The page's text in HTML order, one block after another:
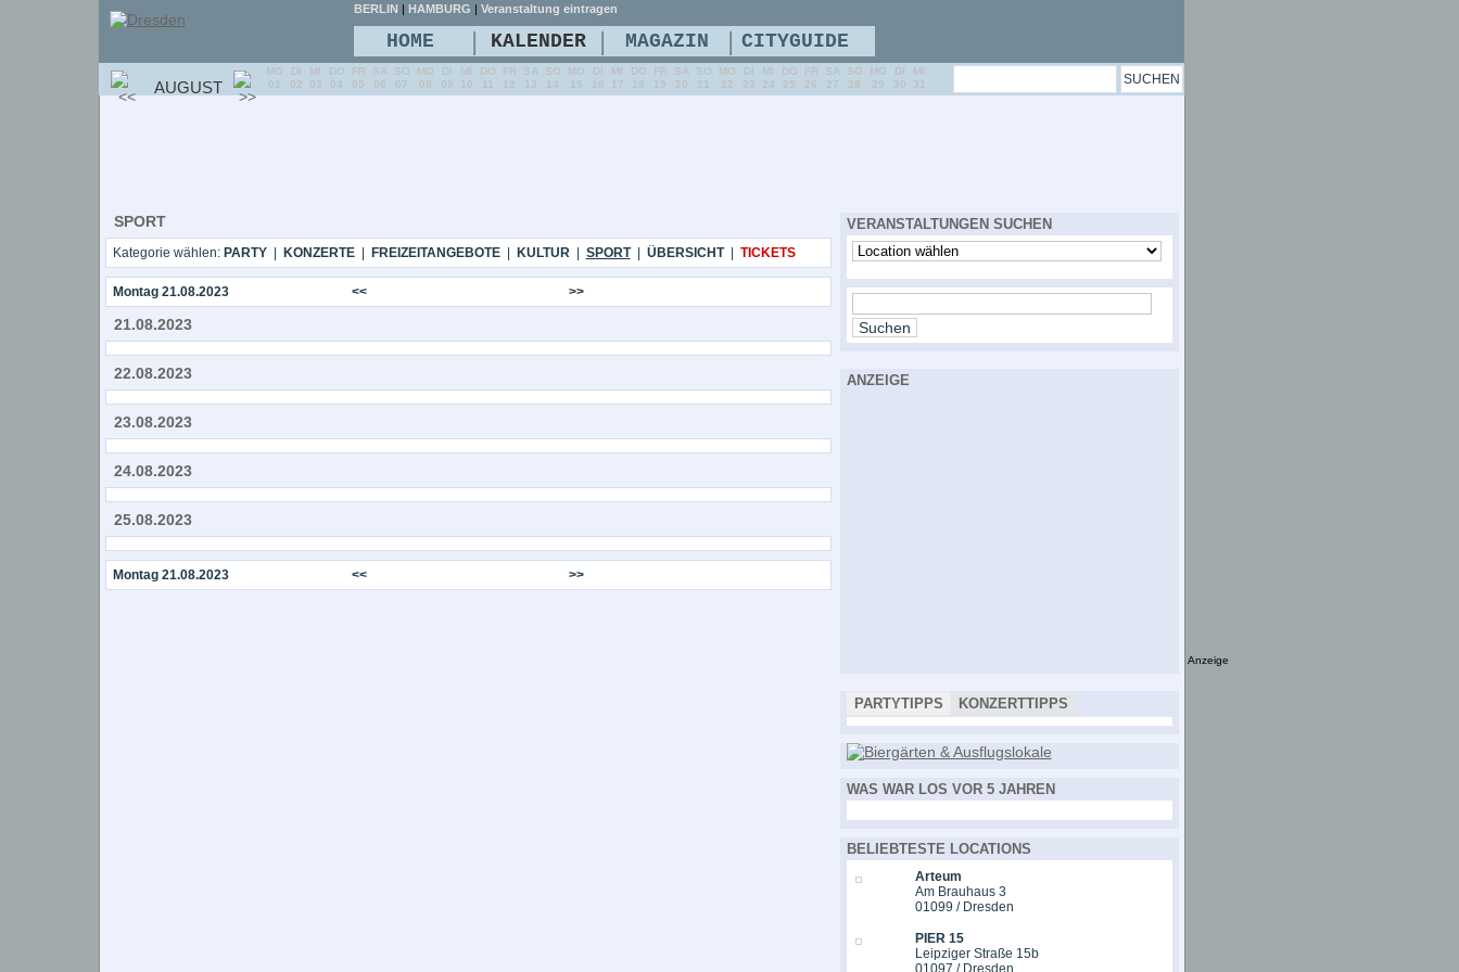
SPORT
Kategorie wählen: PARTY| KONZERTE| FREIZEITANGEBOTE| KULTUR| SPORT| ÜBERSICHT| TICKETS
Montag 21.08.2023 << >>
21.08.2023
22.08.2023
23.08.2023
24.08.2023
25.08.2023
Montag 21.08.2023 << >>
VERANSTALTUNGEN SUCHEN
ANZEIGE
PARTYTIPPS KONZERTTIPPS
WAS WAR LOS VOR 5 JAHREN
BELIEBTESTE LOCATIONS
Arteum
Am Brauhaus 3
01099 / Dresden
PIER 15
Leipziger Straße 15b
01097 / Dresden
BERLIN | HAMBURG | Veranstaltung eintragen
HOME | KALENDER | MAGAZIN | CITYGUIDE
AUGUST
MO
01
DI
02
MI
03
DO
04
FR
05
SA
06
SO
07
MO
08
DI
09
MI
10
DO
11
FR
12
SA
13
SO
14
MO
15
DI
16
MI
17
DO
18
FR
19
SA
20
SO
21
MO
22
DI
23
MI
24
DO
25
FR
26
SA
27
SO
28
MO
29
DI
30
MI
31
Anzeige